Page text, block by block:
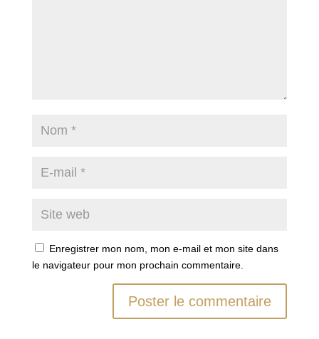
Enregistrer mon nom, mon e-mail et mon site dans
le navigateur pour mon prochain commentaire.